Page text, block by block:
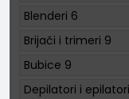
Blenderi 6
Brijači i trimeri 9
Bubice 9
Depilatori i epilatori